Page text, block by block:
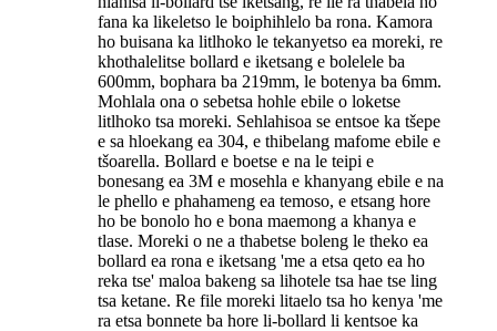
fana ka likeletso le boiphihlelo ba rona. Kamora
ho buisana ka litlhoko le tekanyetso ea moreki, re
khothalelitse bollard e iketsang e bolelele ba
600mm, bophara ba 219mm, le botenya ba 6mm.
Mohlala ona o sebetsa hohle ebile o loketse
litlhoko tsa moreki. Sehlahisoa se entsoe ka tšepe
e sa hloekang ea 304, e thibelang mafome ebile e
tšoarella. Bollard e boetse e na le teipi e
bonesang ea 3M e mosehla e khanyang ebile e na
le phello e phahameng ea temoso, e etsang hore
ho be bonolo ho e bona maemong a khanya e
tlase. Moreki o ne a thabetse boleng le theko ea
bollard ea rona e iketsang 'me a etsa qeto ea ho
reka tse' maloa bakeng sa lihotele tsa hae tse ling
tsa ketane. Re file moreki litaelo tsa ho kenya 'me
ra etsa bonnete ba hore li-bollard li kentsoe ka